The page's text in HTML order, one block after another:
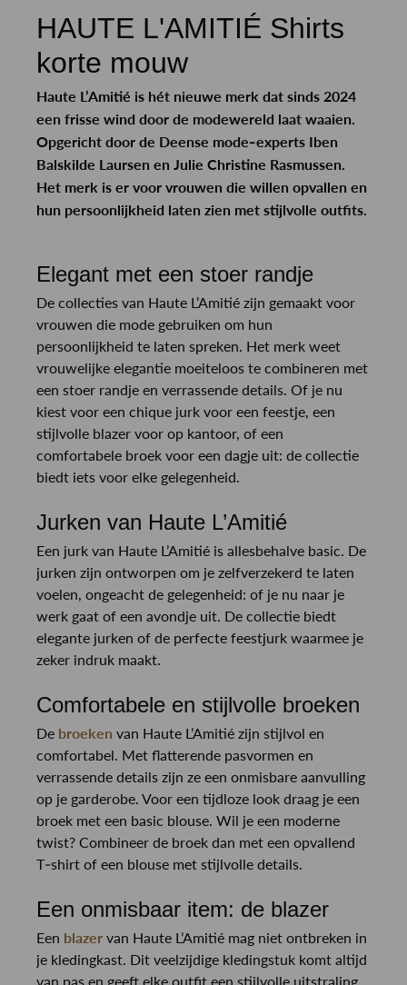
HAUTE L'AMITIÉ Shirts
korte mouw
Haute L’Amitié is hét nieuwe merk dat sinds 2024
een frisse wind door de modewereld laat waaien.
Opgericht door de Deense mode-experts Iben
Balskilde Laursen en Julie Christine Rasmussen.
Het merk is er voor vrouwen die willen opvallen en
hun persoonlijkheid laten zien met stijlvolle outfits.
Elegant met een stoer randje
De collecties van Haute L’Amitié zijn gemaakt voor
vrouwen die mode gebruiken om hun
persoonlijkheid te laten spreken. Het merk weet
vrouwelijke elegantie moeiteloos te combineren met
een stoer randje en verrassende details. Of je nu
kiest voor een chique jurk voor een feestje, een
stijlvolle blazer voor op kantoor, of een
comfortabele broek voor een dagje uit: de collectie
biedt iets voor elke gelegenheid.
Jurken van Haute L’Amitié
Een jurk van Haute L’Amitié is allesbehalve basic. De
jurken zijn ontworpen om je zelfverzekerd te laten
voelen, ongeacht de gelegenheid: of je nu naar je
werk gaat of een avondje uit. De collectie biedt
elegante jurken of de perfecte feestjurk waarmee je
zeker indruk maakt.
Comfortabele en stijlvolle broeken
De broeken van Haute L’Amitié zijn stijlvol en
comfortabel. Met flatterende pasvormen en
verrassende details zijn ze een onmisbare aanvulling
op je garderobe. Voor een tijdloze look draag je een
broek met een basic blouse. Wil je een moderne
twist? Combineer de broek dan met een opvallend
T-shirt of een blouse met stijlvolle details.
Een onmisbaar item: de blazer
Een blazer van Haute L’Amitié mag niet ontbreken in
je kledingkast. Dit veelzijdige kledingstuk komt altijd
van pas en geeft elke outfit een stijlvolle uitstraling.